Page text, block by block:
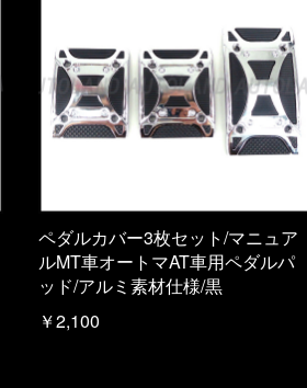
ペダルカバー3枚セット/マニュア
ルMT車オートマAT車用ペダルパ
ッド/アルミ素材仕様/黒
￥2,100